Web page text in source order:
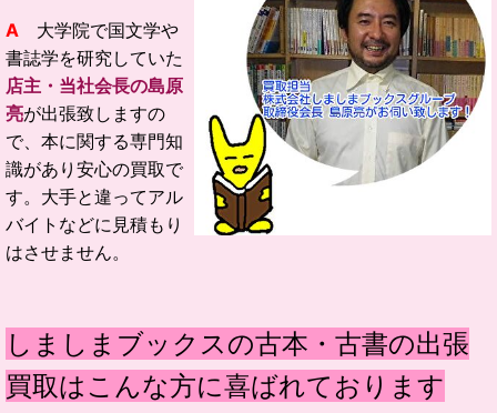
A 大学院で国文学や
書誌学を研究していた
店主・当社会長の島原
亮が出張致しますの
で、本に関する専門知
識があり安心の買取で
す。大手と違ってアル
バイトなどに見積もり
はさせません。
しましまブックスの古本・古書の出張
買取はこんな方に喜ばれております